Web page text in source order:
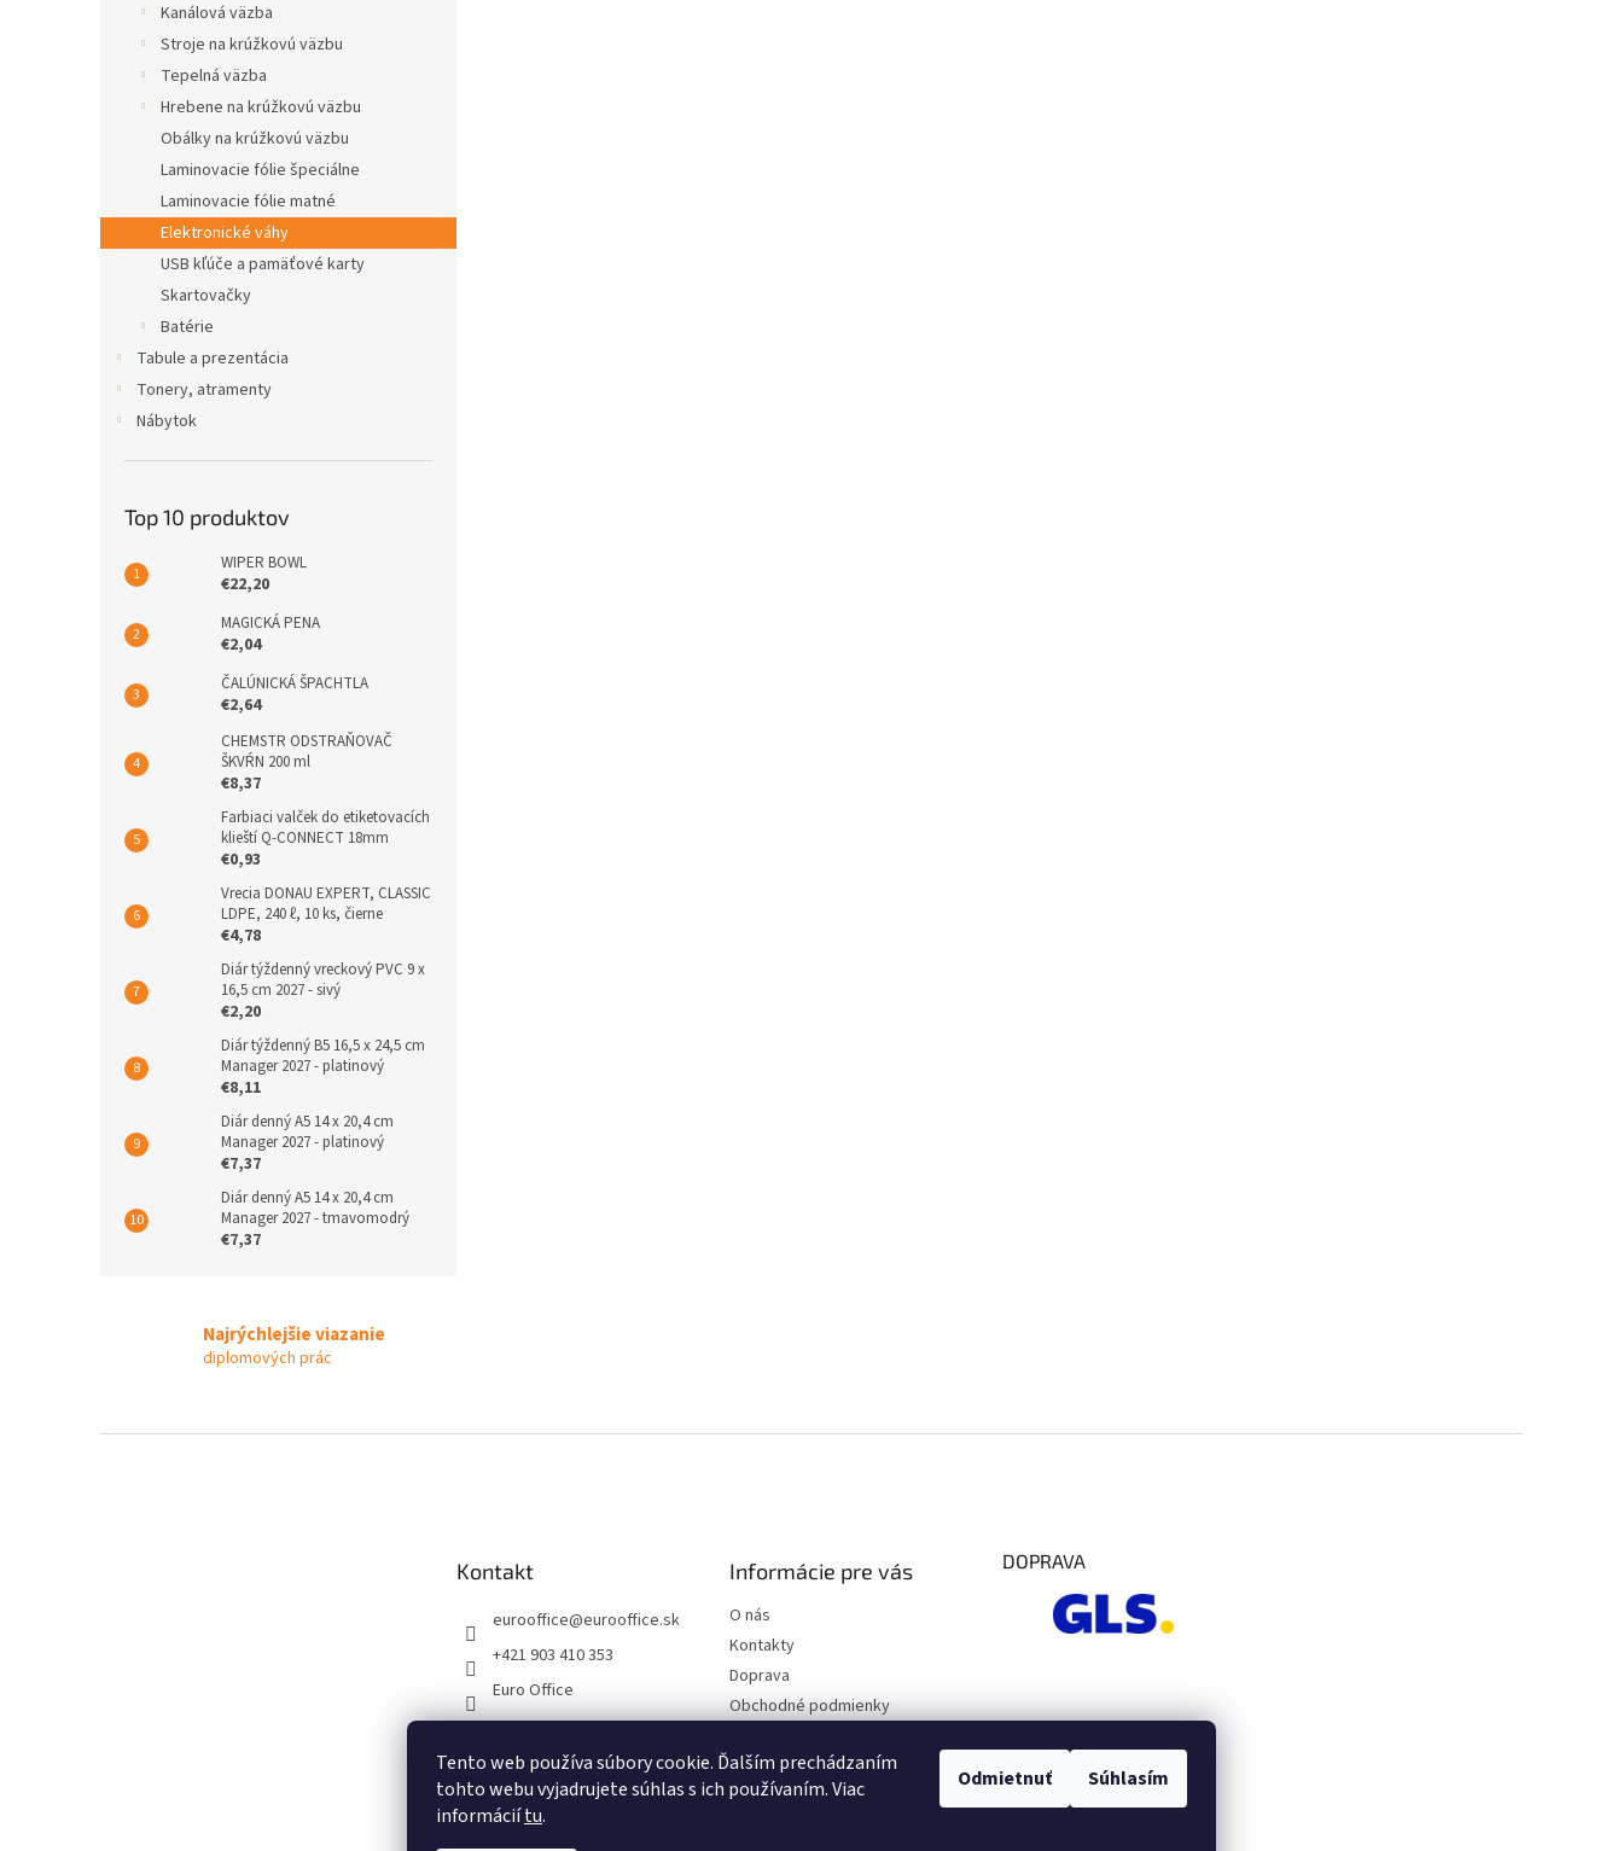
Tento web používa súbory cookie. Ďalším prechádzaním
tohto webu vyjadrujete súhlas s ich používaním. Viac
informáciítu.
Odmietnuť Súhlasím
Kanálová väzba
Stroje na krúžkovú väzbu
Tepelná väzba
Hrebene na krúžkovú väzbu
Obálky na krúžkovú väzbu
Laminovacie fólie špeciálne
Laminovacie fólie matné
Elektronické váhy
USB kľúče a pamäťové karty
Skartovačky
Batérie
Tabule a prezentácia
Tonery, atramenty
Nábytok
Top 10 produktov
WIPER BOWL
€22,20
MAGICKÁ PENA
€2,04
ČALÚNICKÁ ŠPACHTLA
€2,64
CHEMSTR ODSTRAŇOVAČ
ŠKVŔN 200 ml
€8,37
Farbiaci valček do etiketovacích
klieští Q-CONNECT 18mm
€0,93
Vrecia DONAU EXPERT, CLASSIC
LDPE, 240 ℓ, 10 ks, čierne
€4,78
Diár týždenný vreckový PVC 9 x
16,5 cm 2027 - sivý
€2,20
Diár týždenný B5 16,5 x 24,5 cm
Manager 2027 - platinový
€8,11
Diár denný A5 14 x 20,4 cm
Manager 2027 - platinový
€7,37
Diár denný A5 14 x 20,4 cm
Manager 2027 - tmavomodrý
€7,37
Najrýchlejšie viazanie
diplomových prác
Kontakt
eurooffice@eurooffice.sk
+421 903 410 353
Euro Office
Informácie pre vás
O nás
Kontakty
Doprava
Obchodné podmienky
údajov
Moja objednávka
DOPRAVA